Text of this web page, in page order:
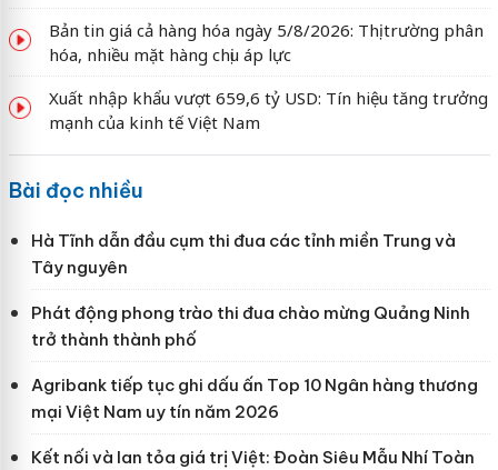
Bản tin giá cả hàng hóa ngày 5/8/2026: Thị trường phân
hóa, nhiều mặt hàng chịu áp lực
Xuất nhập khẩu vượt 659,6 tỷ USD: Tín hiệu tăng trưởng
mạnh của kinh tế Việt Nam
Bài đọc nhiều
Hà Tĩnh dẫn đầu cụm thi đua các tỉnh miền Trung và
Tây nguyên
Phát động phong trào thi đua chào mừng Quảng Ninh
trở thành thành phố
Agribank tiếp tục ghi dấu ấn Top 10 Ngân hàng thương
mại Việt Nam uy tín năm 2026
Kết nối và lan tỏa giá trị Việt: Đoàn Siêu Mẫu Nhí Toàn